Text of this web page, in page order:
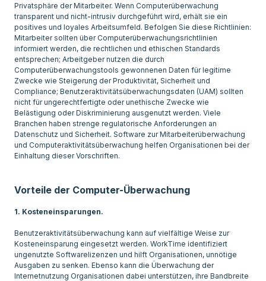
Privatsphäre der Mitarbeiter. Wenn Computerüberwachung
transparent und nicht-intrusiv durchgeführt wird, erhält sie ein
positives und loyales Arbeitsumfeld. Befolgen Sie diese Richtlinien:
Mitarbeiter sollten über Computerüberwachungsrichtlinien
informiert werden, die rechtlichen und ethischen Standards
entsprechen; Arbeitgeber nutzen die durch
Computerüberwachungstools gewonnenen Daten für legitime
Zwecke wie Steigerung der Produktivität, Sicherheit und
Compliance; Benutzeraktivitätsüberwachungsdaten (UAM) sollten
nicht für ungerechtfertigte oder unethische Zwecke wie
Belästigung oder Diskriminierung ausgenutzt werden. Viele
Branchen haben strenge regulatorische Anforderungen an
Datenschutz und Sicherheit. Software zur Mitarbeiterüberwachung
und Computeraktivitätsüberwachung helfen Organisationen bei der
Einhaltung dieser Vorschriften.
Vorteile der Computer-Überwachung
1. Kosteneinsparungen.
Benutzeraktivitätsüberwachung kann auf vielfältige Weise zur
Kosteneinsparung eingesetzt werden. WorkTime identifiziert
ungenutzte Softwarelizenzen und hilft Organisationen, unnötige
Ausgaben zu senken. Ebenso kann die Überwachung der
Internetnutzung Organisationen dabei unterstützen, ihre Bandbreite